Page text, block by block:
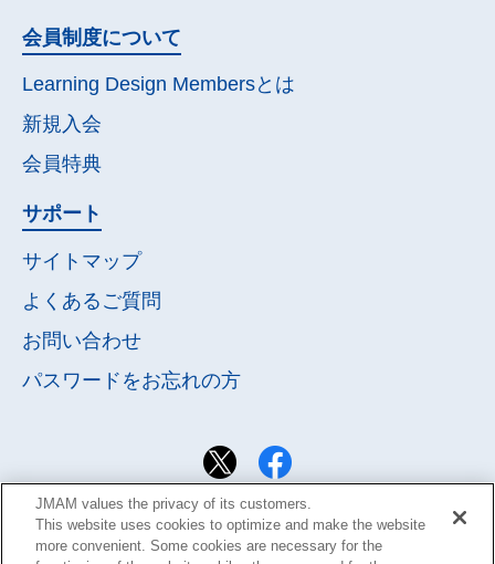
会員制度について
Learning Design Membersとは
新規入会
会員特典
サポート
サイトマップ
よくあるご質問
お問い合わせ
パスワードをお忘れの方
JMAM values the privacy of its customers.
This website uses cookies to optimize and make the website
more convenient. Some cookies are necessary for the